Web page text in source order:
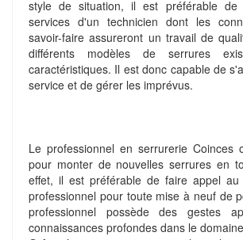
style de situation, il est préférable
services d'un technicien dont les
savoir-faire assureront un travail de
différents modèles de serrures
caractéristiques. Il est donc capable de
service et de gérer les imprévus.
Le professionnel en serrurerie Coinces
pour monter de nouvelles serrures en
effet, il est préférable de faire appel au
professionnel pour toute mise à neuf de
professionnel possède des gestes
connaissances profondes dans le